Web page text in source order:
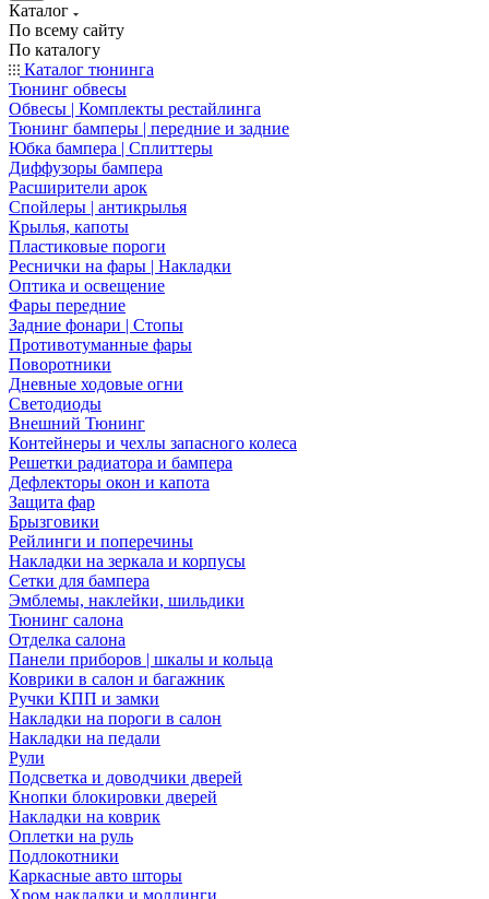
Каталог
По всему сайту
По каталогу
Каталог тюнинга
Тюнинг обвесы
Обвесы | Комплекты рестайлинга
Тюнинг бамперы | передние и задние
Юбка бампера | Сплиттеры
Диффузоры бампера
Расширители арок
Спойлеры | антикрылья
Крылья, капоты
Пластиковые пороги
Реснички на фары | Накладки
Оптика и освещение
Фары передние
Задние фонари | Стопы
Противотуманные фары
Поворотники
Дневные ходовые огни
Светодиоды
Внешний Тюнинг
Контейнеры и чехлы запасного колеса
Решетки радиатора и бампера
Дефлекторы окон и капота
Защита фар
Брызговики
Рейлинги и поперечины
Накладки на зеркала и корпусы
Сетки для бампера
Эмблемы, наклейки, шильдики
Тюнинг салона
Отделка салона
Панели приборов | шкалы и кольца
Коврики в салон и багажник
Ручки КПП и замки
Накладки на пороги в салон
Накладки на педали
Рули
Подсветка и доводчики дверей
Кнопки блокировки дверей
Накладки на коврик
Оплетки на руль
Подлокотники
Каркасные авто шторы
Хром накладки и молдинги